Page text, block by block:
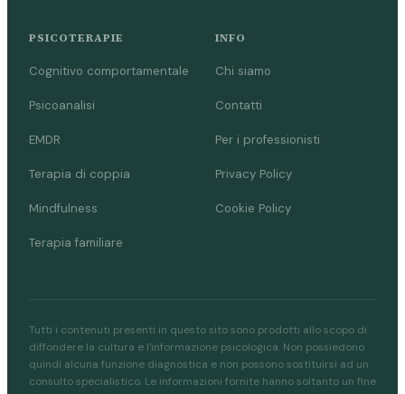
PSICOTERAPIE
Cognitivo comportamentale
Psicoanalisi
EMDR
Terapia di coppia
Mindfulness
Terapia familiare
INFO
Chi siamo
Contatti
Per i professionisti
Privacy Policy
Cookie Policy
Tutti i contenuti presenti in questo sito sono prodotti allo scopo di
diffondere la cultura e l'informazione psicologica. Non possiedono
quindi alcuna funzione diagnostica e non possono sostituirsi ad un
consulto specialistico. Le informazioni fornite hanno soltanto un fine